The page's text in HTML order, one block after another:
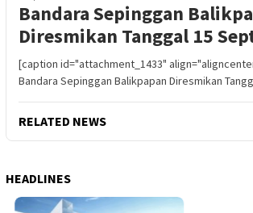
Bandara Sepinggan
Diresmikan Tanggal 15
[caption id="attachment_1433"
Bandara Sepinggan Balikpapan Diresmikan
RELATED NEWS
HEADLINES